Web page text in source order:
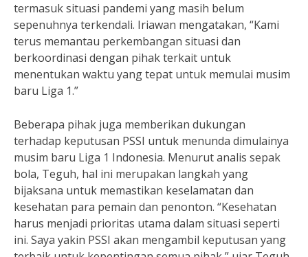
termasuk situasi pandemi yang masih belum
sepenuhnya terkendali. Iriawan mengatakan, “Kami
terus memantau perkembangan situasi dan
berkoordinasi dengan pihak terkait untuk
menentukan waktu yang tepat untuk memulai musim
baru Liga 1.”
Beberapa pihak juga memberikan dukungan
terhadap keputusan PSSI untuk menunda dimulainya
musim baru Liga 1 Indonesia. Menurut analis sepak
bola, Teguh, hal ini merupakan langkah yang
bijaksana untuk memastikan keselamatan dan
kesehatan para pemain dan penonton. “Kesehatan
harus menjadi prioritas utama dalam situasi seperti
ini. Saya yakin PSSI akan mengambil keputusan yang